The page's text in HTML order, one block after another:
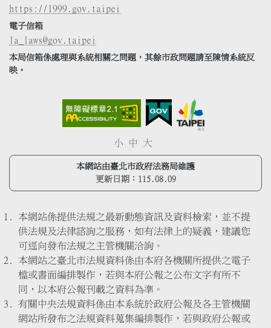
https://1999.gov.taipei
電子信箱
la_laws@gov.taipei
本局信箱係處理與系統相關之問題，其餘市政問題請至陳情系統反
映。
小 中 大
本網站由臺北市政府法務局維護
更新日期： 115.08.09
本網站係提供法規之最新動態資訊及資料檢索，並不提
供法規及法律諮詢之服務，如有法律上的疑義，建議您
可逕向發布法規之主管機關洽詢。
本網站之臺北市法規資料係由本府各機關所提供之電子
檔或書面編排製作，若與本府公報之公布文字有所不
同，以本府公報刊載之資料為準。
有關中央法規資料係由本系統於政府公報及各主管機關
網站所發布之法規資料蒐集編排製作，若與政府公報或